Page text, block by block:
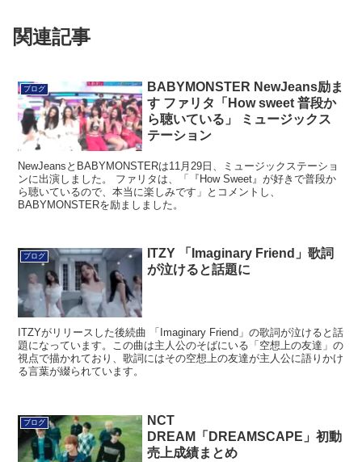
関連記事
ブログ
BABYMONSTER NewJeans励ま
す ファリタ「How sweet 普段か
ら聴いている」 ミュージックス
テーション
NewJeansとBABYMONSTERは11月29日、ミュージックステーショ
ンに出演しました。 ファリタは、「『How Sweet』が好きで普段か
ら聴いているので、本当に楽しみです」とコメントし、
BABYMONSTERを励ましました。
ブログ
ITZY 「Imaginary Friend」歌詞
が泣けると話題に
ITZYがリリースした後続曲 「Imaginary Friend」の歌詞が泣けると話
題になっています。この曲は主人公のそばにいる「空想上の友達」の
視点で描かれており、歌詞にはその空想上の友達が主人公に語りかけ
る言葉が綴られています。
ブログ
NCT
DREAM「DREAMSCAPE」初動
売上成績まとめ